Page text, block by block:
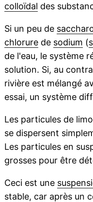
colloïdal des
Si un peu de
chlorurede sodium (
de l'eau, le système
solution. Si, au
rivière est mélangé
essai, un système
Les particules de
se dispersent
Les particules en
grosses pour être
Ceci est une
stable, car après un